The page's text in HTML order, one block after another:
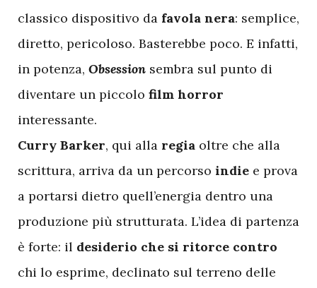
classico dispositivo da favola nera: semplice,
diretto, pericoloso. Basterebbe poco. E infatti,
in potenza, Obsession sembra sul punto di
diventare un piccolo film horror
interessante.
Curry Barker, qui alla regia oltre che alla
scrittura, arriva da un percorso indie e prova
a portarsi dietro quell’energia dentro una
produzione più strutturata. L’idea di partenza
è forte: il desiderio che si ritorce contro
chi lo esprime, declinato sul terreno delle